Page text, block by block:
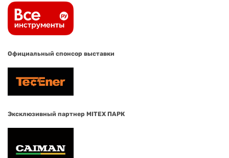
Официальный спонсор выставки
Эксклюзивный партнер MITEX ПАРК